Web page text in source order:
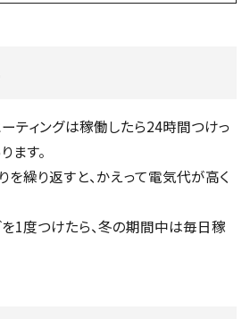
ーティングは稼働したら24時間つけっ
ます。
を繰り返すと、かえって電気代が高く
を1度つけたら、冬の期間中は毎日稼